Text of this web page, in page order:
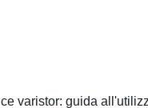
varistor: guida